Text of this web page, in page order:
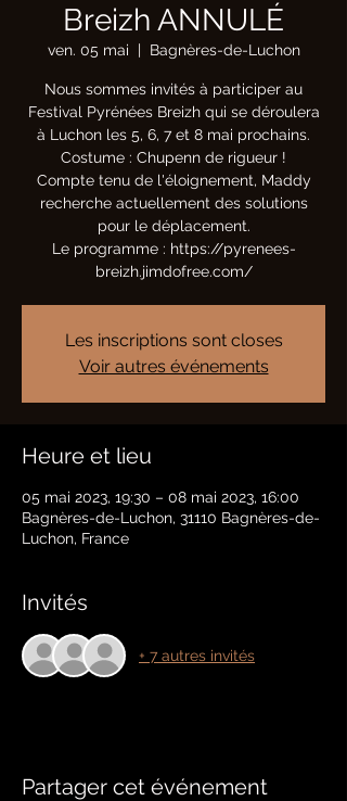
Breizh ANNULÉ
ven. 05 mai
  |
Bagnères-de-Luchon
Nous sommes invités à participer au
Festival Pyrénées Breizh qui se déroulera
à Luchon les 5, 6, 7 et 8 mai prochains.
Costume : Chupenn de rigueur !
Compte tenu de l'éloignement, Maddy
recherche actuellement des solutions
pour le déplacement.
Le programme : https://pyrenees-
breizh.jimdofree.com/
Les inscriptions sont closes
Voir autres événements
Heure et lieu
05 mai 2023, 19:30 – 08 mai 2023, 16:00
Bagnères-de-Luchon, 31110 Bagnères-de-
Luchon, France
Invités
+ 7 autres invités
Partager cet événement